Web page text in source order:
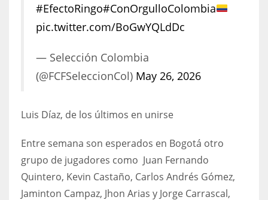
#EfectoRingo#ConOrgulloColombia
pic.twitter.com/BoGwYQLdDc
— Selección Colombia
(@FCFSeleccionCol) May 26, 2026
Luis Díaz, de los últimos en unirse
Entre semana son esperados en Bogotá otro
grupo de jugadores como Juan Fernando
Quintero, Kevin Castaño, Carlos Andrés Gómez,
Jaminton Campaz, Jhon Arias y Jorge Carrascal,